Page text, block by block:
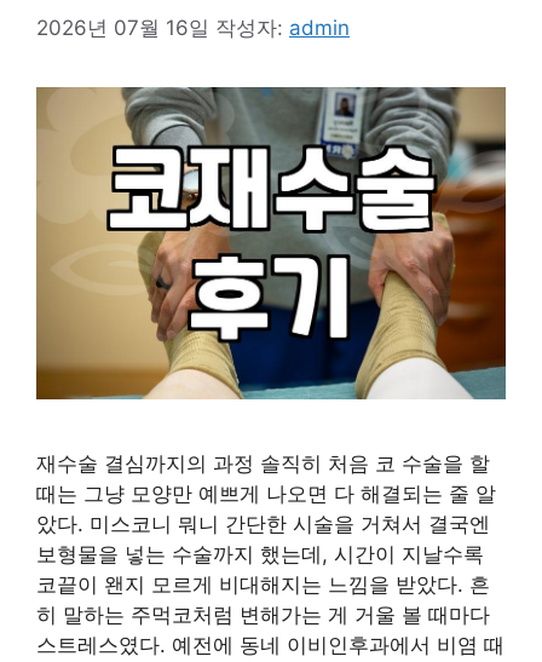
2026년 07월 16일 작성자: admin
재수술 결심까지의 과정 솔직히 처음 코 수술을 할
때는 그냥 모양만 예쁘게 나오면 다 해결되는 줄 알
았다. 미스코니 뭐니 간단한 시술을 거쳐서 결국엔
보형물을 넣는 수술까지 했는데, 시간이 지날수록
코끝이 왠지 모르게 비대해지는 느낌을 받았다. 흔
히 말하는 주먹코처럼 변해가는 게 거울 볼 때마다
스트레스였다. 예전에 동네 이비인후과에서 비염 때